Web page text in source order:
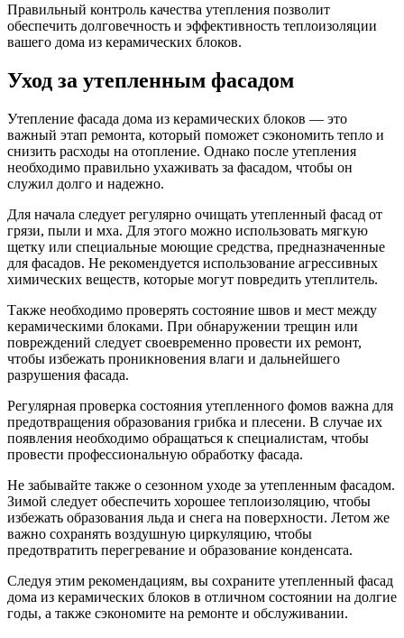
Правильный контроль качества утепления позволит
обеспечить долговечность и эффективность теплоизоляции
вашего дома из керамических блоков.
Уход за утепленным фасадом
Утепление фасада дома из керамических блоков — это
важный этап ремонта, который поможет сэкономить тепло и
снизить расходы на отопление. Однако после утепления
необходимо правильно ухаживать за фасадом, чтобы он
служил долго и надежно.
Для начала следует регулярно очищать утепленный фасад от
грязи, пыли и мха. Для этого можно использовать мягкую
щетку или специальные моющие средства, предназначенные
для фасадов. Не рекомендуется использование агрессивных
химических веществ, которые могут повредить утеплитель.
Также необходимо проверять состояние швов и мест между
керамическими блоками. При обнаружении трещин или
повреждений следует своевременно провести их ремонт,
чтобы избежать проникновения влаги и дальнейшего
разрушения фасада.
Регулярная проверка состояния утепленного фомов важна для
предотвращения образования грибка и плесени. В случае их
появления необходимо обращаться к специалистам, чтобы
провести профессиональную обработку фасада.
Не забывайте также о сезонном уходе за утепленным фасадом.
Зимой следует обеспечить хорошее теплоизоляцию, чтобы
избежать образования льда и снега на поверхности. Летом же
важно сохранять воздушную циркуляцию, чтобы
предотвратить перегревание и образование конденсата.
Следуя этим рекомендациям, вы сохраните утепленный фасад
дома из керамических блоков в отличном состоянии на долгие
годы, а также сэкономите на ремонте и обслуживании.